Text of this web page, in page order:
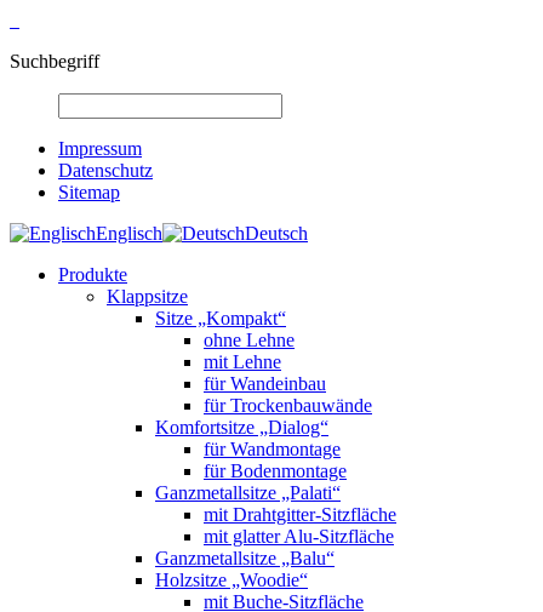
Suchbegriff
Impressum
Datenschutz
Sitemap
Englisch
Deutsch
Produkte
Klappsitze
Sitze „Kompakt“
ohne Lehne
mit Lehne
für Wandeinbau
für Trockenbauwände
Komfortsitze „Dialog“
für Wandmontage
für Bodenmontage
Ganzmetallsitze „Palati“
mit Drahtgitter-Sitzfläche
mit glatter Alu-Sitzfläche
Ganzmetallsitze „Balu“
Holzsitze „Woodie“
mit Buche-Sitzfläche